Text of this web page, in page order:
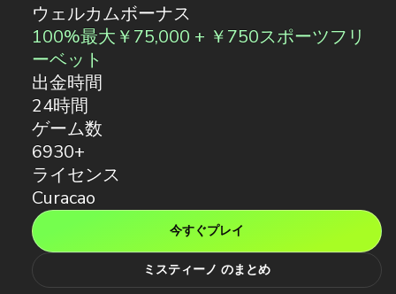
ウェルカムボーナス
100%最大￥75,000 + ￥750スポーツフリ
ーベット
出金時間
24時間
ゲーム数
6930+
ライセンス
Curacao
今すぐプレイ
ミスティーノ のまとめ